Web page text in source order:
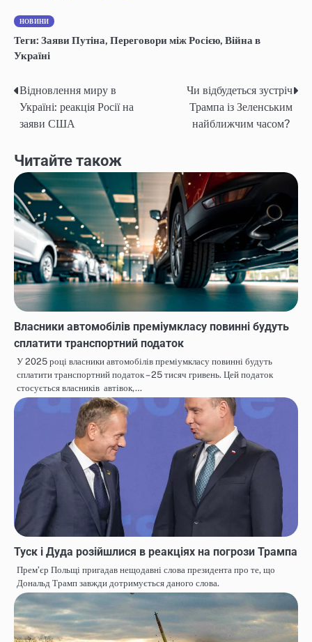
НОВИНИ
Теги: Заяви Путіна, Переговори між Росією, Війна в
Україні
Навігація
записів
Відновлення миру в
Україні: реакція Росії на
заяви США
Чи відбудеться зустріч
Трампа із Зеленським
найближчим часом?
Читайте також
Власники автомобілів преміумкласу повинні будуть
сплатити транспортний податок
У 2025 році власники автомобілів преміумкласу повинні будуть
сплатити транспортний податок – 25 тисяч гривень. Цей податок
стосується власників автівок,…
Туск і Дуда розійшлися в реакціях на погрози Трампа
Премʼєр Польщі пригадав нещодавні слова президента про те, що
Дональд Трамп завжди дотримується даного слова.